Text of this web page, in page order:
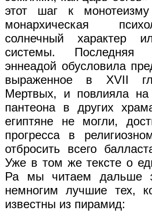
этот шаг к монотеизму
монархическая
солнечный характер
системы.
эннеадой обусловила
выраженное в XVII
Мертвых, и повлияла
пантеона в других
египтяне не могли,
прогресса в
отбросить всего
Уже в том же тексте о
Ра мы читаем дальше
немногим лучшие тех,
известны из пирамид: